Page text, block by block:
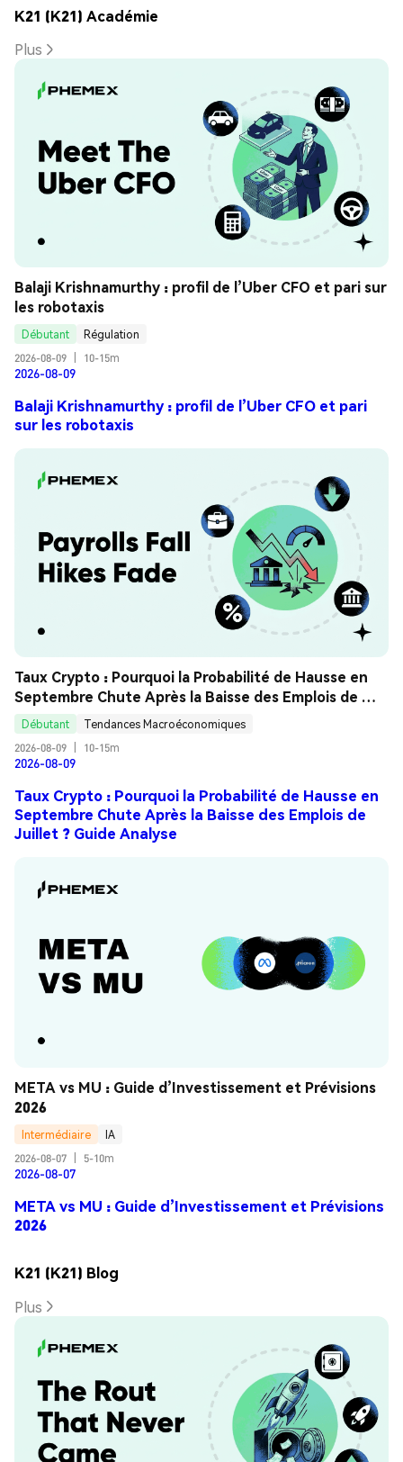
K21 (K21) Académie
Plus
Balaji Krishnamurthy : profil de l’Uber CFO et pari sur
les robotaxis
Débutant
Régulation
2026-08-09
10-15m
2026-08-09
Balaji Krishnamurthy : profil de l’Uber CFO et pari
sur les robotaxis
Taux Crypto : Pourquoi la Probabilité de Hausse en
Septembre Chute Après la Baisse des Emplois de
Juillet ? Guide Analyse
Débutant
Tendances Macroéconomiques
2026-08-09
10-15m
2026-08-09
Taux Crypto : Pourquoi la Probabilité de Hausse en
Septembre Chute Après la Baisse des Emplois de
Juillet ? Guide Analyse
META vs MU : Guide d’Investissement et Prévisions
2026
Intermédiaire
IA
2026-08-07
5-10m
2026-08-07
META vs MU : Guide d’Investissement et Prévisions
2026
K21 (K21) Blog
Plus